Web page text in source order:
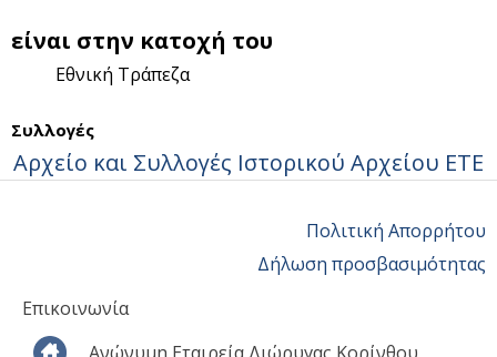
είναι στην κατοχή του
Εθνική Τράπεζα
Συλλογές
Αρχείο και Συλλογές Ιστορικού Αρχείου ΕΤΕ
Πολιτική Απορρήτου
Δήλωση προσβασιμότητας
Επικοινωνία